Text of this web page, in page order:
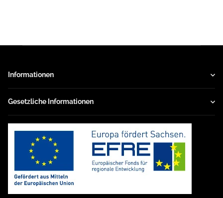
Informationen
Gesetzliche Informationen